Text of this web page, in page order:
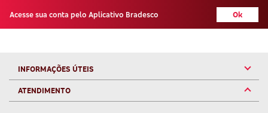
Acesse sua conta pelo Aplicativo Bradesco Ok
INFORMAÇÕES ÚTEIS
ATENDIMENTO